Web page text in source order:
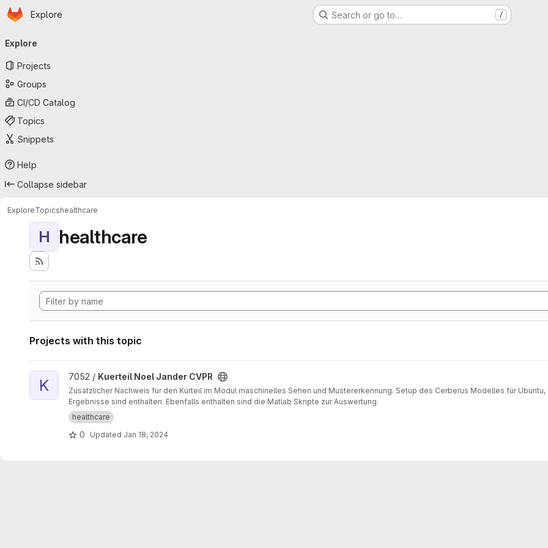
Skip to main content
Homepage
Explore Search or go to… /
navigation
Explore
Projects
Groups
CI/CD Catalog
Topics
Snippets
Help
Collapse sidebar
ExploreTopicshealthcare
H healthcare
Projects with this topic
View Kuerteil Noel Jander CVPR project
K 7052 / Kuerteil Noel Jander CVPR
Zusätzlicher Nachweis für den Kürteil im Modul maschinelles Sehen und Mustererkennung. Setup des Cerberus Modelles für
Ergebnisse sind enthalten. Ebenfalls enthalten sind die Matlab Skripte zur Auswertung.
healthcare
0 Updated Jan 18, 2024